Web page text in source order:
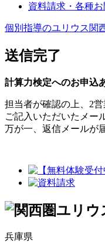
資料請求・各種
個別指導のユリウス関
送信完了
計算力検定へのお申込
担当者が確認の上、2
ご記入いただいたメー
万が一、返信メールが
兵庫県